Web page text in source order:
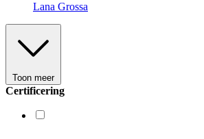
Lana Grossa
Toon meer
Certificering